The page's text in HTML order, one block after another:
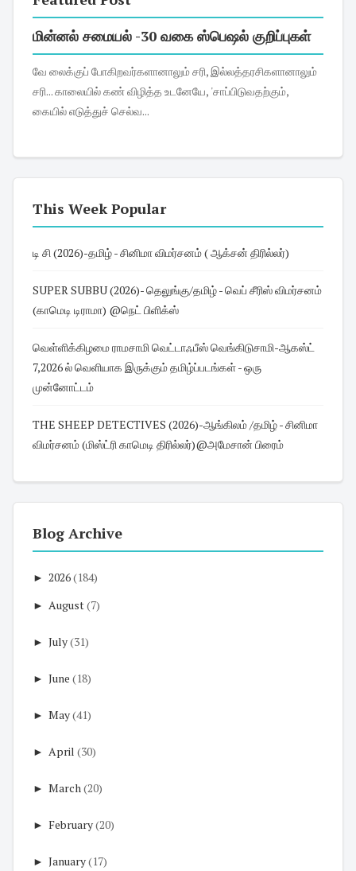
மின்னல் சமையல் -30 வகை ஸ்பெஷல் குறிப்புகள்
வே லைக்குப் போகிறவர்களானாலும் சரி, இல்லத்தரசிகளானாலும்
சரி... காலையில் கண் விழித்த உடனேயே, 'சாப்பிடுவதற்கும்,
கையில் எடுத்துச் செல்வ...
This Week Popular
டி சி (2026)-தமிழ் - சினிமா விமர்சனம் ( ஆக்சன் திரில்லர்)
SUPER SUBBU (2026)- தெலுங்கு/தமிழ் - வெப் சீரிஸ் விமர்சனம்
(காமெடி டிராமா) @நெட் பிளிக்ஸ்
வெள்ளிக்கிழமை ராமசாமி வெட்டாஃபீஸ் வெங்கிடுசாமி-ஆகஸ்ட்
7,2026 ல் வெளியாக இருக்கும் தமிழ்ப்படங்கள் - ஒரு
முன்னோட்டம்
THE SHEEP DETECTIVES (2026)-ஆங்கிலம் /தமிழ் - சினிமா
விமர்சனம் (மிஸ்ட்ரி காமெடி திரில்லர்)@அமேசான் பிரைம்
Blog Archive
► 2026(184)
► August(7)
► July(31)
► June (18)
► May(41)
► April (30)
► March(20)
► February(20)
► January(17)